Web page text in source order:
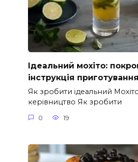
Ідеальний мохіто:
інструкція
Як зробити ідеальний
керівництво Як зробити
0 19